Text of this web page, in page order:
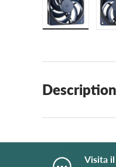
Description
Visita